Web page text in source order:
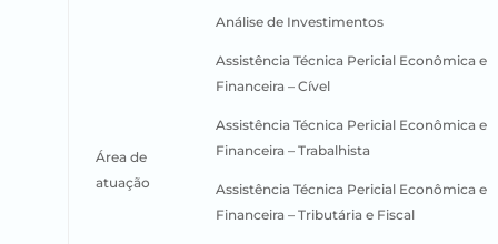
Área de
atuação
Análise de Investimentos
Assistência Técnica Pericial Econômica e
Financeira – Cível
Assistência Técnica Pericial Econômica e
Financeira – Trabalhista
Assistência Técnica Pericial Econômica e
Financeira – Tributária e Fiscal